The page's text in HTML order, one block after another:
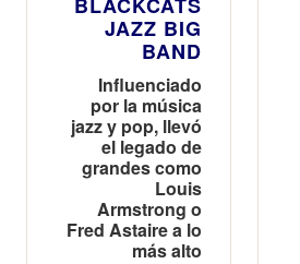
JAZZ BIG
BAND
Influenciado
por la música
jazz y pop, llevó
el legado de
grandes como
Louis
Armstrong o
Fred Astaire a lo
más alto